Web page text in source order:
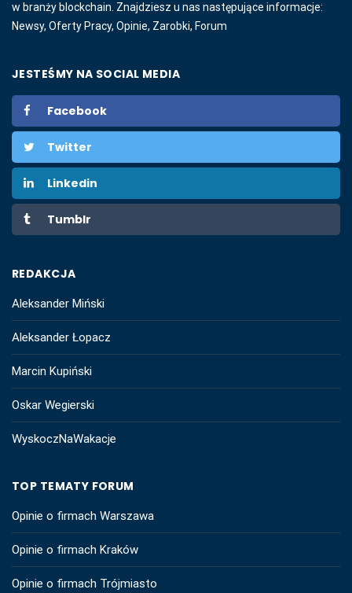
w branży blockchain. Znajdziesz u nas następujące informacje:
Newsy, Oferty Pracy, Opinie, Zarobki, Forum
JESTEŚMY NA SOCIAL MEDIA
Facebook
Twitter
Linkedin
Tumblr
REDAKCJA
Aleksander Miński
Aleksander Łopacz
Marcin Kupiński
Oskar Wegierski
WyskoczNaWakacje
TOP TEMATY FORUM
Opinie o firmach Warszawa
Opinie o firmach Kraków
Opinie o firmach Trójmiasto